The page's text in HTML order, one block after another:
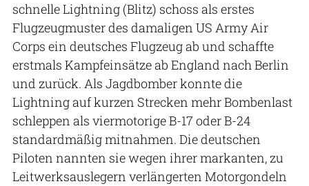
schnelle Lightning (Blitz) schoss als erstes
Flugzeugmuster des damaligen US Army Air
Corps ein deutsches Flugzeug ab und schaffte
erstmals Kampfeinsätze ab England nach Berlin
und zurück. Als Jagdbomber konnte die
Lightning auf kurzen Strecken mehr Bombenlast
schleppen als viermotorige B-17 oder B-24
standardmäßig mitnahmen. Die deutschen
Piloten nannten sie wegen ihrer markanten, zu
Leitwerksauslegern verlängerten Motorgondeln